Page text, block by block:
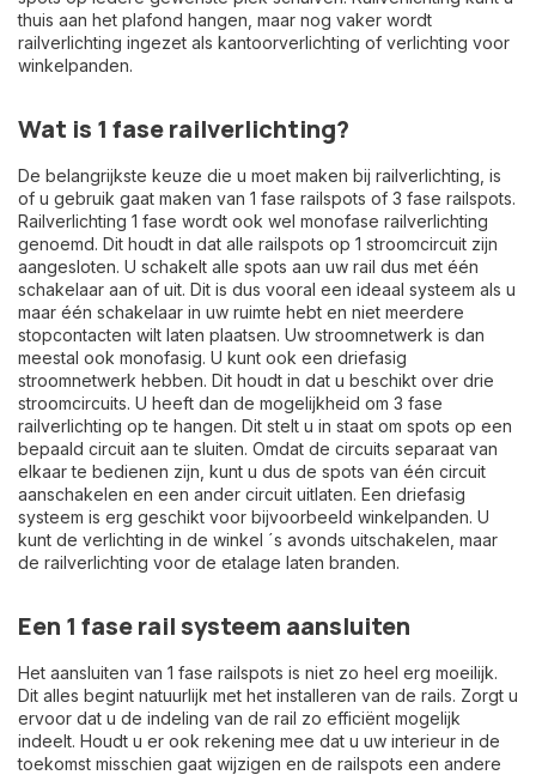
thuis aan het plafond hangen, maar nog vaker wordt
railverlichting ingezet als kantoorverlichting of verlichting voor
winkelpanden.
Wat is 1 fase railverlichting?
De belangrijkste keuze die u moet maken bij railverlichting, is
of u gebruik gaat maken van 1 fase railspots of 3 fase railspots.
Railverlichting 1 fase wordt ook wel monofase railverlichting
genoemd. Dit houdt in dat alle railspots op 1 stroomcircuit zijn
aangesloten. U schakelt alle spots aan uw rail dus met één
schakelaar aan of uit. Dit is dus vooral een ideaal systeem als u
maar één schakelaar in uw ruimte hebt en niet meerdere
stopcontacten wilt laten plaatsen. Uw stroomnetwerk is dan
meestal ook monofasig. U kunt ook een driefasig
stroomnetwerk hebben. Dit houdt in dat u beschikt over drie
stroomcircuits. U heeft dan de mogelijkheid om 3 fase
railverlichting op te hangen. Dit stelt u in staat om spots op een
bepaald circuit aan te sluiten. Omdat de circuits separaat van
elkaar te bedienen zijn, kunt u dus de spots van één circuit
aanschakelen en een ander circuit uitlaten. Een driefasig
systeem is erg geschikt voor bijvoorbeeld winkelpanden. U
kunt de verlichting in de winkel ´s avonds uitschakelen, maar
de railverlichting voor de etalage laten branden.
Een 1 fase rail systeem aansluiten
Het aansluiten van 1 fase railspots is niet zo heel erg moeilijk.
Dit alles begint natuurlijk met het installeren van de rails. Zorgt u
ervoor dat u de indeling van de rail zo efficiënt mogelijk
indeelt. Houdt u er ook rekening mee dat u uw interieur in de
toekomst misschien gaat wijzigen en de railspots een andere